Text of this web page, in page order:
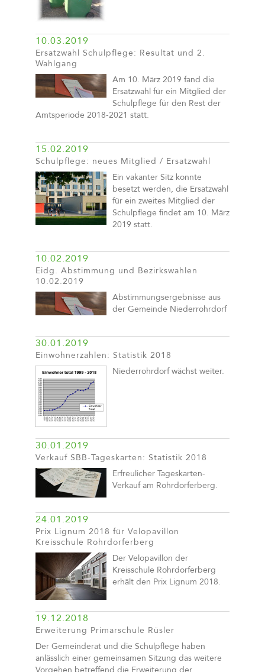
10.03.2019
Ersatzwahl Schulpflege: Resultat und 2.
Wahlgang
Am 10. März 2019 fand die
Ersatzwahl für ein Mitglied der
Schulpflege für den Rest der
Amtsperiode 2018-2021 statt.
15.02.2019
Schulpflege: neues Mitglied / Ersatzwahl
Ein vakanter Sitz konnte
besetzt werden, die Ersatzwahl
für ein zweites Mitglied der
Schulpflege findet am 10. März
2019 statt.
10.02.2019
Eidg. Abstimmung und Bezirkswahlen
10.02.2019
Abstimmungsergebnisse aus
der Gemeinde Niederrohrdorf
30.01.2019
Einwohnerzahlen: Statistik 2018
Niederrohrdorf wächst weiter.
30.01.2019
Verkauf SBB-Tageskarten: Statistik 2018
Erfreulicher Tageskarten-
Verkauf am Rohrdorferberg.
24.01.2019
Prix Lignum 2018 für Velopavillon
Kreisschule Rohrdorferberg
Der Velopavillon der
Kreisschule Rohrdorferberg
erhält den Prix Lignum 2018.
19.12.2018
Erweiterung Primarschule Rüsler
Der Gemeinderat und die Schulpflege haben
anlässlich einer gemeinsamen Sitzung das weitere